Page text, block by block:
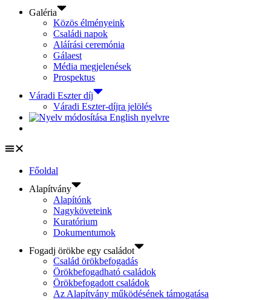
Galéria
Közös élményeink
Családi napok
Aláírási ceremónia
Gálaest
Média megjelenések
Prospektus
Váradi Eszter díj
Váradi Eszter-díjra jelölés
Főoldal
Alapítvány
Alapítónk
Nagyköveteink
Kuratórium
Dokumentumok
Fogadj örökbe egy családot
Család örökbefogadás
Örökbefogadható családok
Örökbefogadott családok
Az Alapítvány működésének támogatása